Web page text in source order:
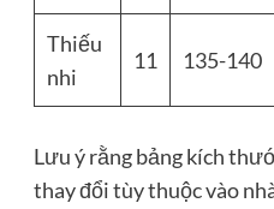
Thiếu
nhi
11 135-140
Lưu ý rằng bảng kích
thay đổi tùy thuộc vào